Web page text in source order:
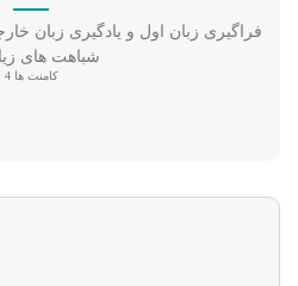
فراگیری زبان اول و یادگیری زبان
شباهت های
کامنت ها 4